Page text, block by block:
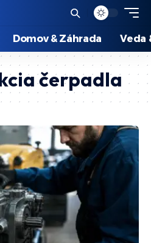
Domov & Záhrada Veda
čerpadla